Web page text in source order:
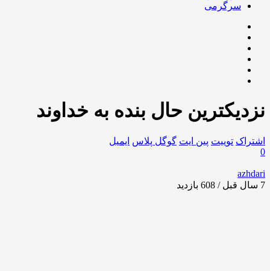
سرگرمی
نزديكترين حال بنده به خداوند
اشتراک توییت پین ایت گوگل‌ پلاس ایمیل
0
azhdari
7 سال قبل / 608
بازدید